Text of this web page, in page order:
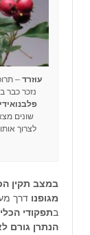
עוזרד –
נזכר כבר
שונים
לצרוך
במצב תקין
מגופנו דרך
בתפקודי
הנתרן גורם